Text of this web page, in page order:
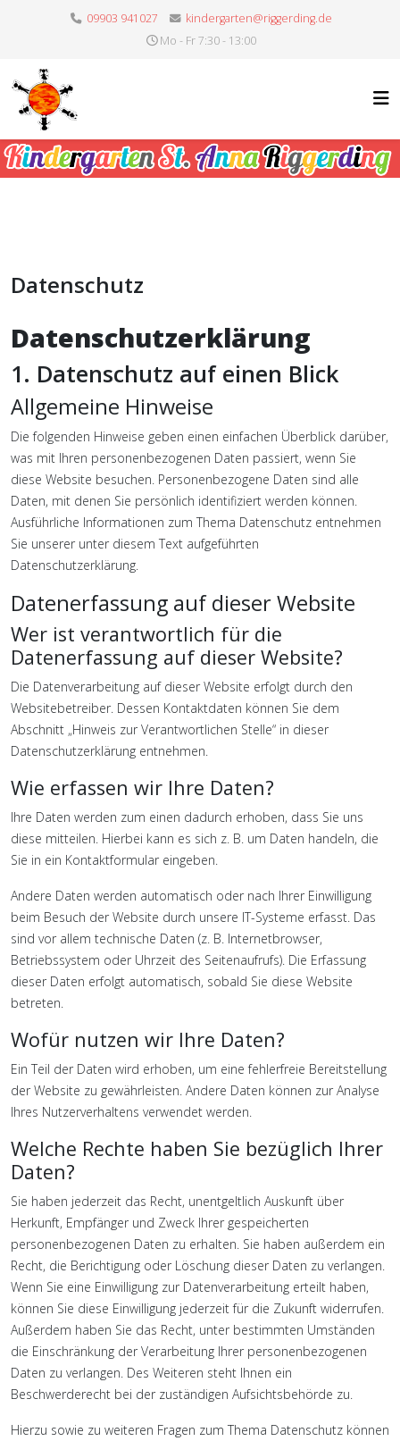
09903 941027
kindergarten@riggerding.de
Mo - Fr 7:30 - 13:00
Datenschutz
Datenschutz­erklärung
1. Datenschutz auf einen Blick
Allgemeine Hinweise
Die folgenden Hinweise geben einen einfachen Überblick darüber,
was mit Ihren personenbezogenen Daten passiert, wenn Sie
diese Website besuchen. Personenbezogene Daten sind alle
Daten, mit denen Sie persönlich identifiziert werden können.
Ausführliche Informationen zum Thema Datenschutz entnehmen
Sie unserer unter diesem Text aufgeführten
Datenschutzerklärung.
Datenerfassung auf dieser Website
Wer ist verantwortlich für die
Datenerfassung auf dieser Website?
Die Datenverarbeitung auf dieser Website erfolgt durch den
Websitebetreiber. Dessen Kontaktdaten können Sie dem
Abschnitt „Hinweis zur Verantwortlichen Stelle“ in dieser
Datenschutzerklärung entnehmen.
Wie erfassen wir Ihre Daten?
Ihre Daten werden zum einen dadurch erhoben, dass Sie uns
diese mitteilen. Hierbei kann es sich z. B. um Daten handeln, die
Sie in ein Kontaktformular eingeben.
Andere Daten werden automatisch oder nach Ihrer Einwilligung
beim Besuch der Website durch unsere IT-Systeme erfasst. Das
sind vor allem technische Daten (z. B. Internetbrowser,
Betriebssystem oder Uhrzeit des Seitenaufrufs). Die Erfassung
dieser Daten erfolgt automatisch, sobald Sie diese Website
betreten.
Wofür nutzen wir Ihre Daten?
Ein Teil der Daten wird erhoben, um eine fehlerfreie Bereitstellung
der Website zu gewährleisten. Andere Daten können zur Analyse
Ihres Nutzerverhaltens verwendet werden.
Welche Rechte haben Sie bezüglich Ihrer
Daten?
Sie haben jederzeit das Recht, unentgeltlich Auskunft über
Herkunft, Empfänger und Zweck Ihrer gespeicherten
personenbezogenen Daten zu erhalten. Sie haben außerdem ein
Recht, die Berichtigung oder Löschung dieser Daten zu verlangen.
Wenn Sie eine Einwilligung zur Datenverarbeitung erteilt haben,
können Sie diese Einwilligung jederzeit für die Zukunft widerrufen.
Außerdem haben Sie das Recht, unter bestimmten Umständen
die Einschränkung der Verarbeitung Ihrer personenbezogenen
Daten zu verlangen. Des Weiteren steht Ihnen ein
Beschwerderecht bei der zuständigen Aufsichtsbehörde zu.
Hierzu sowie zu weiteren Fragen zum Thema Datenschutz können